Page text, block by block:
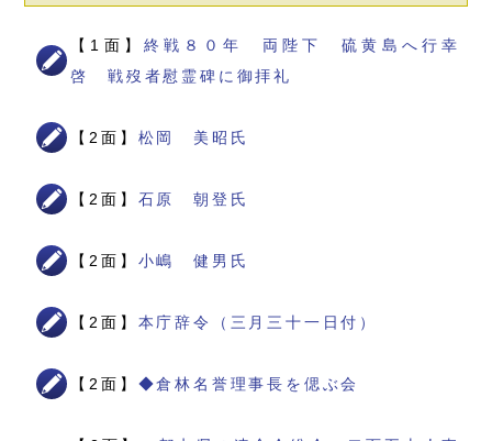
【1面】 終戦８０年 両陛下 硫黄島へ行幸
啓 戦歿者慰霊碑に御拝礼
【2面】 松岡 美昭氏
【2面】 石原 朝登氏
【2面】 小嶋 健男氏
【2面】 本庁辞令（三月三十一日付）
【2面】 ◆倉林名誉理事長を偲ぶ会